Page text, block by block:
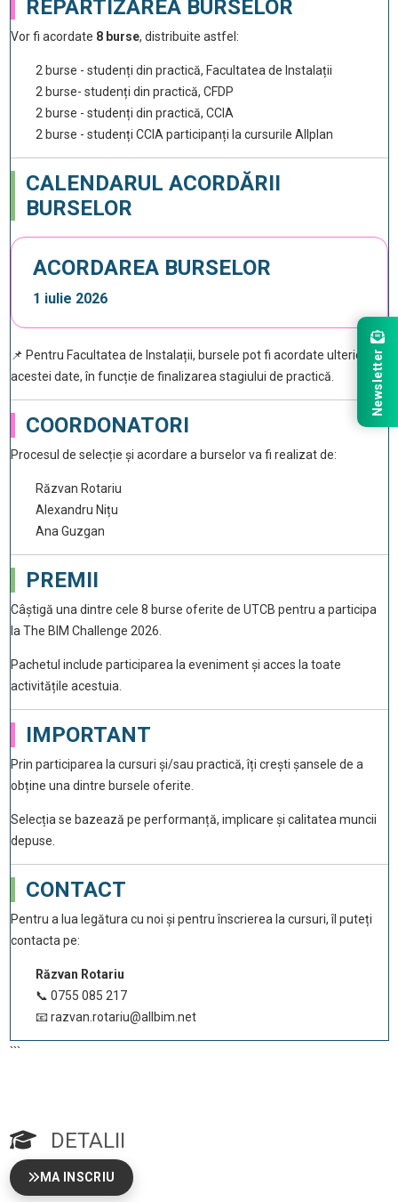
REPARTIZAREA BURSELOR
Vor fi acordate 8 burse, distribuite astfel:
2 burse - studenți din practică, Facultatea de Instalații
2 burse- studenți din practică, CFDP
2 burse - studenți din practică, CCIA
2 burse - studenți CCIA participanți la cursurile Allplan
CALENDARUL ACORDĂRII
BURSELOR
ACORDAREA BURSELOR
1 iulie 2026
📌 Pentru Facultatea de Instalații, bursele pot fi acordate ulterior
acestei date, în funcție de finalizarea stagiului de practică.
COORDONATORI
Procesul de selecție și acordare a burselor va fi realizat de:
Răzvan Rotariu
Alexandru Nițu
Ana Guzgan
PREMII
Câștigă una dintre cele 8 burse oferite de UTCB pentru a participa
la The BIM Challenge 2026.
Pachetul include participarea la eveniment și acces la toate
activitățile acestuia.
IMPORTANT
Prin participarea la cursuri și/sau practică, îți crești șansele de a
obține una dintre bursele oferite.
Selecția se bazează pe performanță, implicare și calitatea muncii
depuse.
CONTACT
Pentru a lua legătura cu noi și pentru înscrierea la cursuri, îl puteți
contacta pe:
Răzvan Rotariu
📞 0755 085 217
📧 razvan.rotariu@allbim.net
```
DETALII
MA INSCRIU
Newsletter